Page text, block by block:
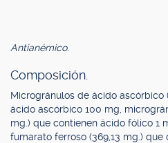
Antianémico.
Composición.
Microgránulos de ácido ascórbico
ácido ascórbico 100 mg,
mg.) que contienen ácido fólico 1
fumarato ferroso (369,13 mg.)